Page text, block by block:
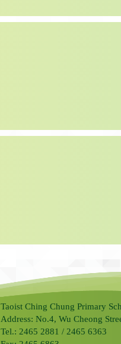
Taoist Ching Chung Primary
Address: No.4, Wu Cheong
Tel.: 2465 2881 / 2465 6363